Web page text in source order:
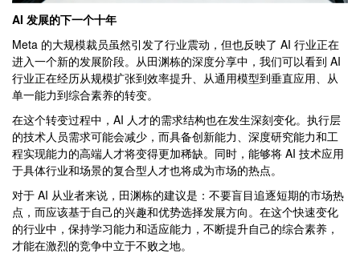
AI 发展的下一个十年
Meta 的大规模裁员虽然引发了行业震动，但也反映了 AI 行业正在
进入一个新的发展阶段。从田渊栋的深度分享中，我们可以看到 AI
行业正在经历从规模扩张到效率提升、从通用模型到垂直应用、从
单一能力到综合素养的转变。
在这个转变过程中，AI 人才的需求结构也在发生深刻变化。执行层
的技术人员需求可能会减少，而具备创新能力、深度研究能力和工
程实现能力的高端人才将变得更加稀缺。同时，能够将 AI 技术应用
于具体行业和场景的复合型人才也将成为市场的热点。
对于 AI 从业者来说，田渊栋的建议是：不要盲目追逐短期的市场热
点，而应该基于自己的兴趣和优势选择发展方向。在这个快速变化
的行业中，保持学习能力和适应能力，不断提升自己的综合素养，
才能在激烈的竞争中立于不败之地。